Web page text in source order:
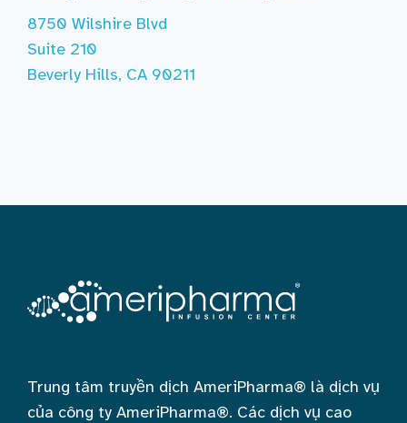
8750 Wilshire Blvd
Suite 210
Beverly Hills, CA 90211
Trung tâm truyền dịch AmeriPharma® là dịch vụ
của công ty AmeriPharma®. Các dịch vụ cao